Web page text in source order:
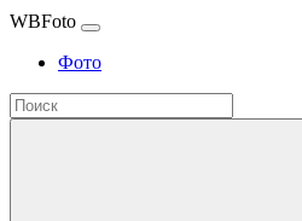
WBFoto
Фото